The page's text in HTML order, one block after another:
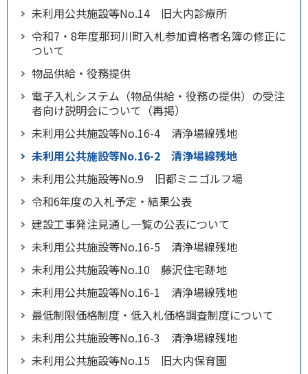
未利用公共施設等No.14 旧大内診療所
令和7・8年度那珂川町入札参加資格者名簿の修正に
ついて
物品供給・役務提供
電子入札システム（物品供給・役務の提供）の受注
者向け説明会について（再掲）
未利用公共施設等No.16-4 清浄場線残地
未利用公共施設等No.16-2 清浄場線残地
未利用公共施設等No.9 旧都ミニゴルフ場
令和6年度の入札予定・結果公表
建設工事発注見通し一覧の公表について
未利用公共施設等No.16-5 清浄場線残地
未利用公共施設等No.10 藤沢住宅跡地
未利用公共施設等No.16-1 清浄場線残地
最低制限価格制度・低入札価格調査制度について
未利用公共施設等No.16-3 清浄場線残地
未利用公共施設等No.15 旧大内保育園